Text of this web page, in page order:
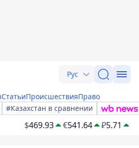
Рус
СтатьиПроисшествияПраво
#Казахстан в сравнении
$469.93 €541.64 ₽5.71